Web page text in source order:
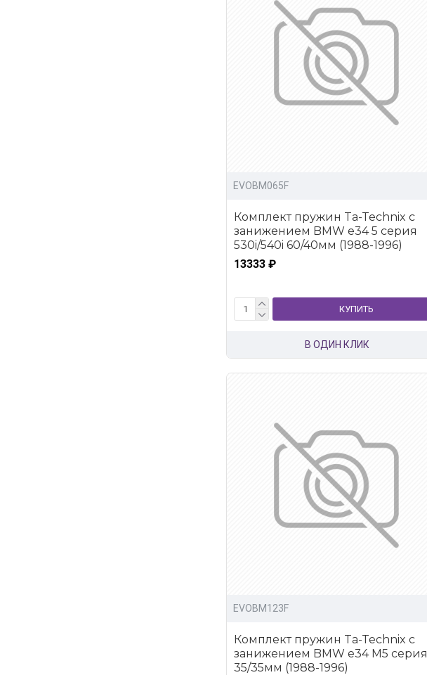
EVOBM065F
Комплект пружин Ta-Technix с
занижением BMW e34 5 серия
530i/540i 60/40мм (1988-1996)
13333 ₽
КУПИТЬ
В ОДИН КЛИК
EVOBM123F
Комплект пружин Ta-Technix с
занижением BMW e34 M5 серия
35/35мм (1988-1996)